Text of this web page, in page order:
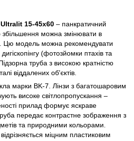
15-45х60 – панкратичний
збільшення можна змінювати в
Цю модель можна рекомендувати
(фотозйомки птахів та
труба з високою кратністю
віддалених об'єктів.
марки BK-7. Лінзи з багатошаровим
високе світлопропускання –
прилад формує яскраве
передає контрастне зображення з
та природними кольорами.
відрізняється міцним пластиковим